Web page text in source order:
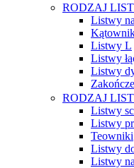
RODZAJ
Listwy
Listwy L
Listwy
Listwy
RODZAJ
Listwy
Listwy
Teowniki
Listwy
Listwy